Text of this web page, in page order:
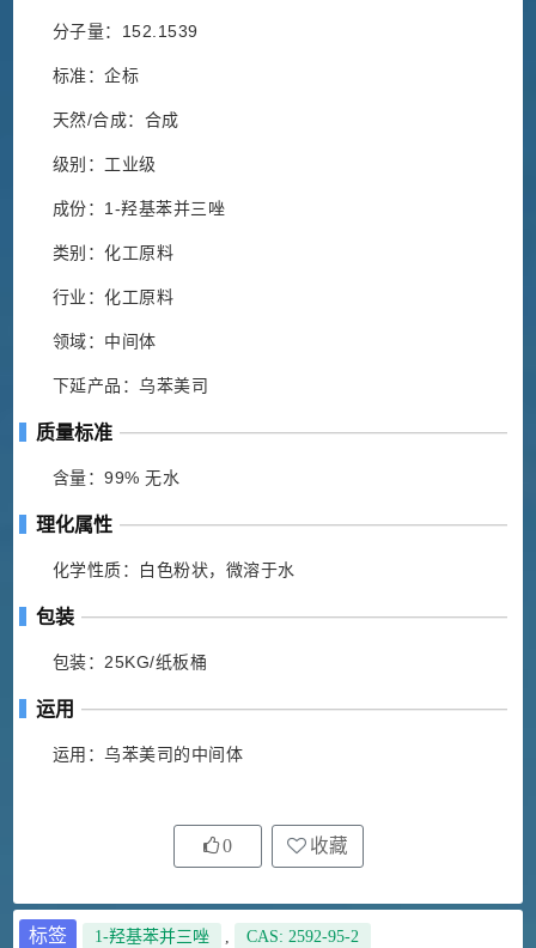
分子量：152.1539
标准：企标
天然/合成：合成
级别：工业级
成份：1-羟基苯并三唑
类别：化工原料
行业：化工原料
领域：中间体
下延产品：乌苯美司
质量标准
含量：99% 无水
理化属性
化学性质：白色粉状，微溶于水
包装
包装：25KG/纸板桶
运用
运用：乌苯美司的中间体
0 收藏
标签 1-羟基苯并三唑 , CAS: 2592-95-2